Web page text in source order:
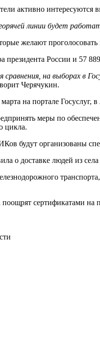
активно
линии будет
желают
России и 57
сравнения, на выборах в
Черячукин.
на портале
меры по
цикла.
будут организованы
о доставке людей из
сертификатами